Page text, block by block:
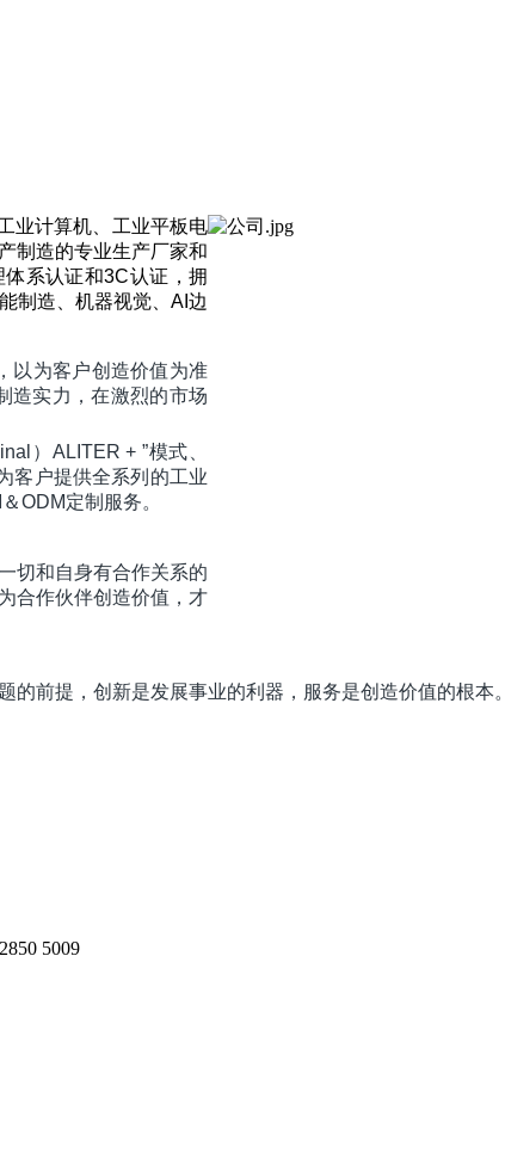
计算机、工业平板电
制造的专业生产厂家和
系认证和3C认证，拥
制造、机器视觉、AI边
为客户创造价值为准
造实力，在激烈的市场
） ALITER + ”模式、
客户提供全系列的工业
ODM定制服务。
切和自身有合作关系的
合作伙伴创造价值，才
服务
的前提，创新是发展事业的利器，服务是创造价值的根本。
5009